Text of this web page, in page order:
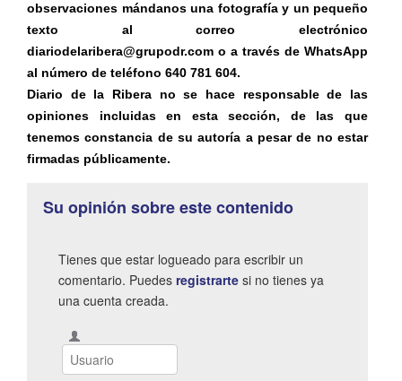
observaciones mándanos una fotografía y un pequeño
texto al correo electrónico
diariodelaribera@grupodr.com o a través de WhatsApp
al número de teléfono 640 781 604.
Diario de la Ribera no se hace responsable de las
opiniones incluidas en esta sección, de las que
tenemos constancia de su autoría a pesar de no estar
firmadas públicamente.
Su opinión sobre este contenido
Tienes que estar logueado para escribir un
comentario. Puedes registrarte si no tienes ya
una cuenta creada.